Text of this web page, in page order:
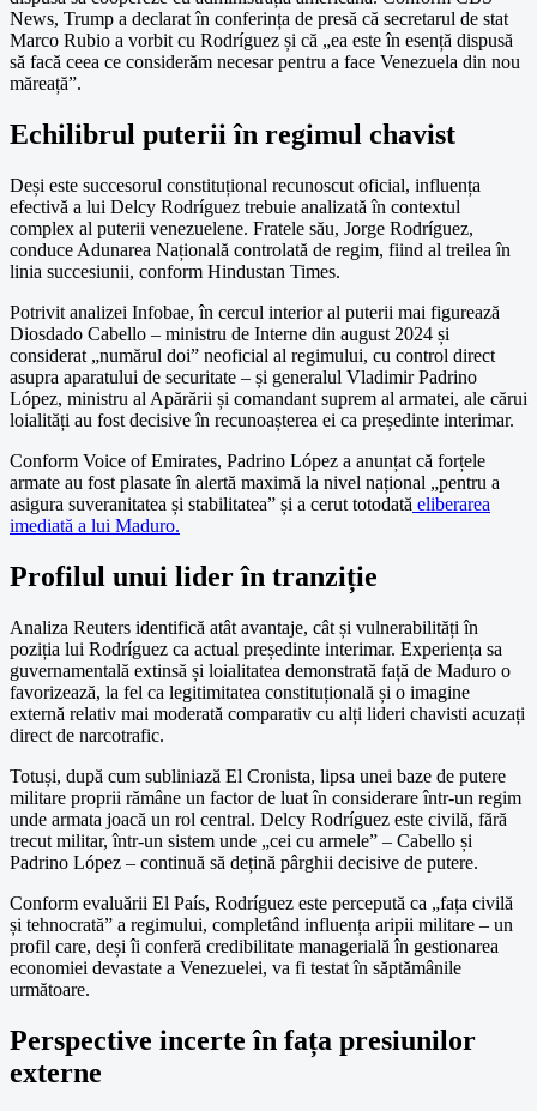
News, Trump a declarat în conferința de presă că secretarul de stat
Marco Rubio a vorbit cu Rodríguez și că „ea este în esență dispusă
să facă ceea ce considerăm necesar pentru a face Venezuela din nou
măreață”.
Echilibrul puterii în regimul chavist
Deși este succesorul constituțional recunoscut oficial, influența
efectivă a lui Delcy Rodríguez trebuie analizată în contextul
complex al puterii venezuelene. Fratele său, Jorge Rodríguez,
conduce Adunarea Națională controlată de regim, fiind al treilea în
linia succesiunii, conform Hindustan Times.
Potrivit analizei Infobae, în cercul interior al puterii mai figurează
Diosdado Cabello – ministru de Interne din august 2024 și
considerat „numărul doi” neoficial al regimului, cu control direct
asupra aparatului de securitate – și generalul Vladimir Padrino
López, ministru al Apărării și comandant suprem al armatei, ale cărui
loialități au fost decisive în recunoașterea ei ca președinte interimar.
Conform Voice of Emirates, Padrino López a anunțat că forțele
armate au fost plasate în alertă maximă la nivel național „pentru a
asigura suveranitatea și stabilitatea” și a cerut totodată eliberarea
imediată a lui Maduro.
Profilul unui lider în tranziție
Analiza Reuters identifică atât avantaje, cât și vulnerabilități în
poziția lui Rodríguez ca actual președinte interimar. Experiența sa
guvernamentală extinsă și loialitatea demonstrată față de Maduro o
favorizează, la fel ca legitimitatea constituțională și o imagine
externă relativ mai moderată comparativ cu alți lideri chavisti acuzați
direct de narcotrafic.
Totuși, după cum subliniază El Cronista, lipsa unei baze de putere
militare proprii rămâne un factor de luat în considerare într-un regim
unde armata joacă un rol central. Delcy Rodríguez este civilă, fără
trecut militar, într-un sistem unde „cei cu armele” – Cabello și
Padrino López – continuă să dețină pârghii decisive de putere.
Conform evaluării El País, Rodríguez este percepută ca „fața civilă
și tehnocrată” a regimului, completând influența aripii militare – un
profil care, deși îi conferă credibilitate managerială în gestionarea
economiei devastate a Venezuelei, va fi testat în săptămânile
următoare.
Perspective incerte în fața presiunilor
externe